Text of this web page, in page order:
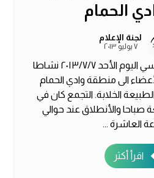
الحمام
لجنة الإعلام
٧ يوليو ٢٠١٣
أقامت مجموعة المقدسي اليوم الأحد ٢٠١٣/٧/٧ نشاطا
الى منطقة وادي الحمام
الخلابة. التجمع كان في
صباحا والأنطلاق عند حوالي
العاشرة ...
اقرأ أكثر